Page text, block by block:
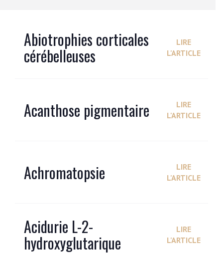
Abiotrophies corticales
cérébelleuses
LIRE
L'ARTICLE
Acanthose pigmentaire
LIRE
L'ARTICLE
Achromatopsie
LIRE
L'ARTICLE
Acidurie L-2-
hydroxyglutarique
LIRE
L'ARTICLE